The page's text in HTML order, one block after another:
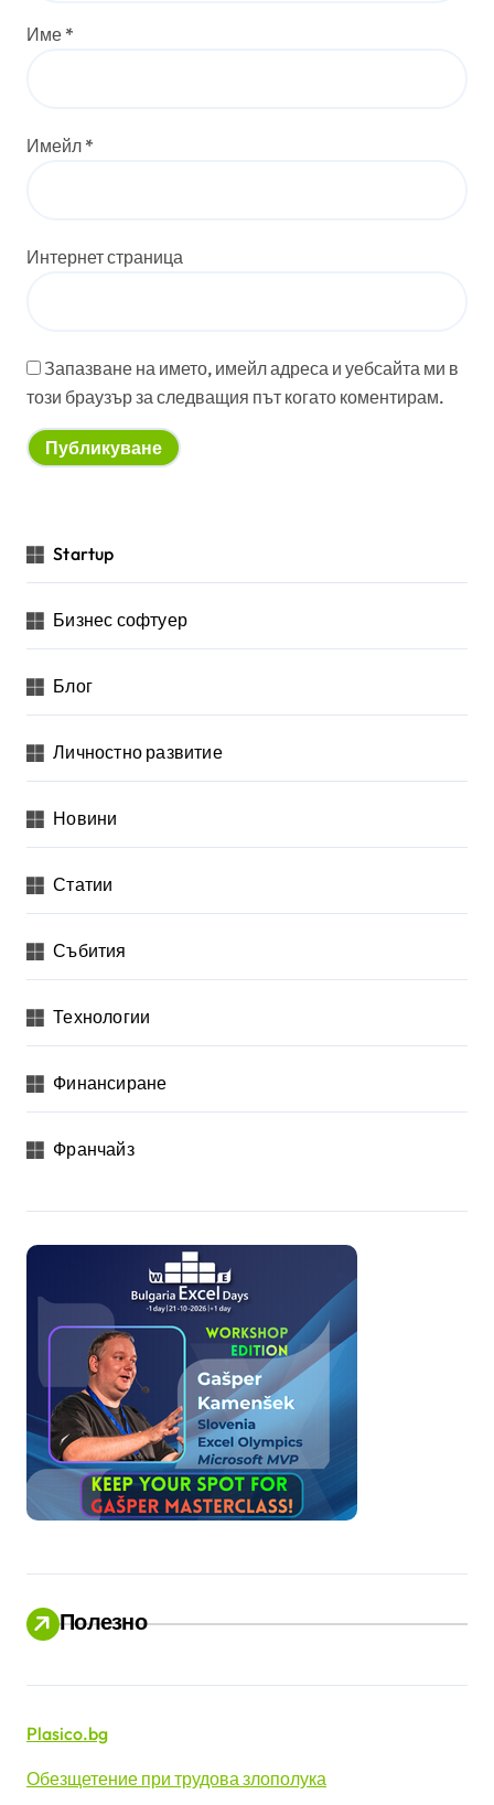
Име *
Имейл *
Интернет страница
Запазване на името, имейл адреса и уебсайта ми в
този браузър за следващия път когато коментирам.
Startup
Бизнес софтуер
Блог
Личностно развитие
Новини
Статии
Събития
Технологии
Финансиране
Франчайз
Полезно
Plasico.bg
Обезщетение при трудова злополука